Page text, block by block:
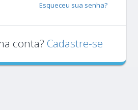
Esqueceu sua senha?
conta? Cadastre-se